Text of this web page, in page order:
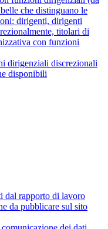
che distinguano le
dirigenti, dirigenti
titolari di
con funzioni
dirigenziali discrezionali
disponibili
dal rapporto di lavoro
da pubblicare sul sito